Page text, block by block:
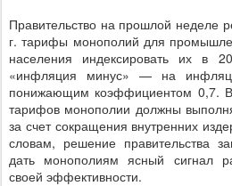
Правительство на прошлой неделе
г. тарифы монополий для
населения индексировать их в
«инфляция минус» — на
понижающим коэффициентом 0,7. В
тарифов монополии должны
за счет сокращения внутренних
словам, решение правительства
дать монополиям ясный сигнал
своей эффективности.